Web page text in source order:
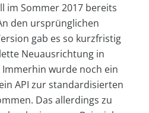
im Sommer 2017 bereits
den ursprünglichen
gab es so kurzfristig
Neuausrichtung in
Immerhin wurde noch ein
API zur standardisierten
Das allerdings zu